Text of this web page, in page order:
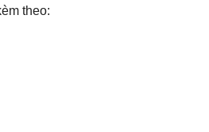
theo: